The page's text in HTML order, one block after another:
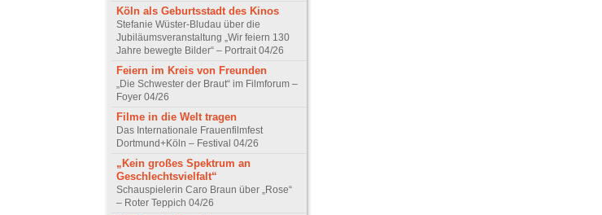
Köln als Geburtsstadt des Kinos
Stefanie Wüster-Bludau über die
Jubiläumsveranstaltung „Wir feiern 130
Jahre bewegte Bilder“ – Portrait 04/26
Feiern im Kreis von Freunden
„Die Schwester der Braut“ im Filmforum –
Foyer 04/26
Filme in die Welt tragen
Das Internationale Frauenfilmfest
Dortmund+Köln – Festival 04/26
„Kein großes Spektrum an
Geschlechtsvielfalt“
Schauspielerin Caro Braun über „Rose“
– Roter Teppich 04/26